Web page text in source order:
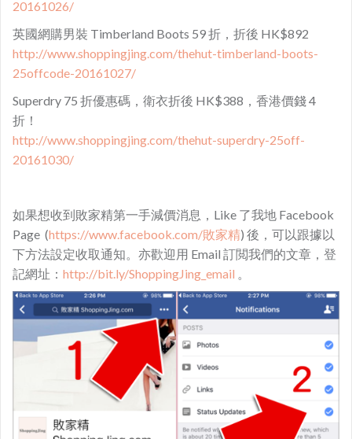
20161026/
英國網購男裝 Timberland Boots 59 折，折後 HK$892
http://www.shoppingjing.com/thehut-timberland-boots-
25offcode-20161027/
Superdry 75 折優惠碼，衛衣折後 HK$388，香港價錢 4
折！
http://www.shoppingjing.com/thehut-superdry-25off-
20161030/
如果想收到敗家精第一手減價消息，Like 了我地 Facebook
Page (https://www.facebook.com/敗家精) 後，可以跟據以
下方法設定收取通知。亦歡迎用 Email 訂閲我們的文章，登
記網址： http://bit.ly/ShoppingJing_email 。